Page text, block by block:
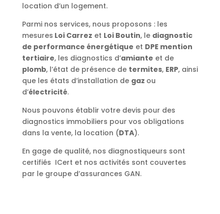
location d’un logement.
Parmi nos services, nous proposons : les
mesures Loi Carrez et Loi Boutin, le diagnostic
de performance énergétique et DPE mention
tertiaire, les diagnostics d’amiante et de
plomb, l’état de présence de termites, ERP, ainsi
que les états d’installation de gaz ou
d’électricité.
Nous pouvons établir votre devis pour des
diagnostics immobiliers pour vos obligations
dans la vente, la location (DTA).
En gage de qualité, nos diagnostiqueurs sont
certifiés ICert et nos activités sont couvertes
par le groupe d’assurances GAN.